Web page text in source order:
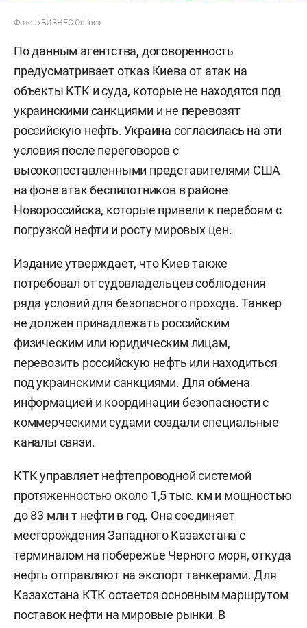
Фото: «БИЗНЕС Online»
По данным агентства, договоренность
предусматривает отказ Киева от атак на
объекты КТК и суда, которые не находятся под
украинскими санкциями и не перевозят
российскую нефть. Украина согласилась на эти
условия после переговоров с
высокопоставленными представителями США
на фоне атак беспилотников в районе
Новороссийска, которые привели к перебоям с
погрузкой нефти и росту мировых цен.
Издание утверждает, что Киев также
потребовал от судовладельцев соблюдения
ряда условий для безопасного прохода. Танкер
не должен принадлежать российским
физическим или юридическим лицам,
перевозить российскую нефть или находиться
под украинскими санкциями. Для обмена
информацией и координации безопасности с
коммерческими судами создали специальные
каналы связи.
КТК управляет нефтепроводной системой
протяженностью около 1,5 тыс. км и мощностью
до 83 млн т нефти в год. Она соединяет
месторождения Западного Казахстана с
терминалом на побережье Черного моря, откуда
нефть отправляют на экспорт танкерами. Для
Казахстана КТК остается основным маршрутом
поставок нефти на мировые рынки. В